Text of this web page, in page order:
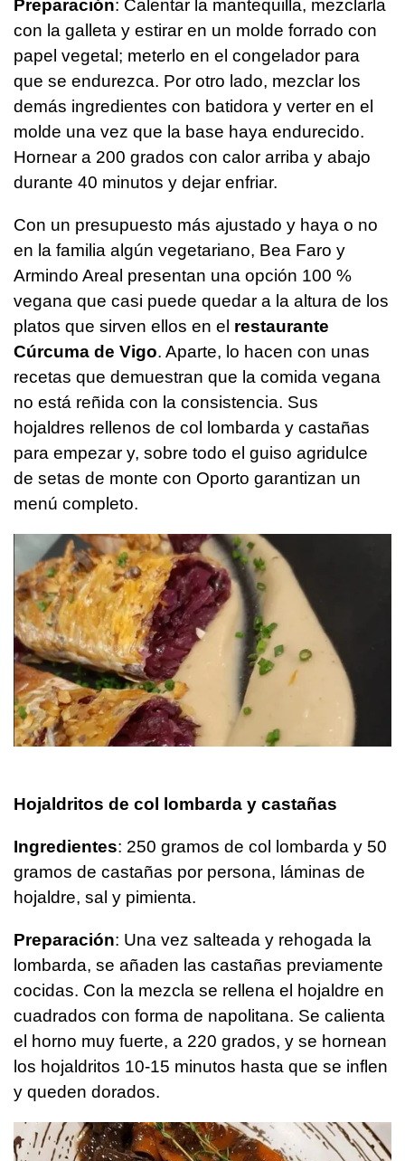
Preparación: Calentar la mantequilla, mezclarla
con la galleta y estirar en un molde forrado con
papel vegetal; meterlo en el congelador para
que se endurezca. Por otro lado, mezclar los
demás ingredientes con batidora y verter en el
molde una vez que la base haya endurecido.
Hornear a 200 grados con calor arriba y abajo
durante 40 minutos y dejar enfriar.
Con un presupuesto más ajustado y haya o no
en la familia algún vegetariano, Bea Faro y
Armindo Areal presentan una opción 100 %
vegana que casi puede quedar a la altura de los
platos que sirven ellos en el restaurante
Cúrcuma de Vigo. Aparte, lo hacen con unas
recetas que demuestran que la comida vegana
no está reñida con la consistencia. Sus
hojaldres rellenos de col lombarda y castañas
para empezar y, sobre todo el guiso agridulce
de setas de monte con Oporto garantizan un
menú completo.
Hojaldritos de col lombarda y castañas
Ingredientes: 250 gramos de col lombarda y 50
gramos de castañas por persona, láminas de
hojaldre, sal y pimienta.
Preparación: Una vez salteada y rehogada la
lombarda, se añaden las castañas previamente
cocidas. Con la mezcla se rellena el hojaldre en
cuadrados con forma de napolitana. Se calienta
el horno muy fuerte, a 220 grados, y se hornean
los hojaldritos 10-15 minutos hasta que se inflen
y queden dorados.